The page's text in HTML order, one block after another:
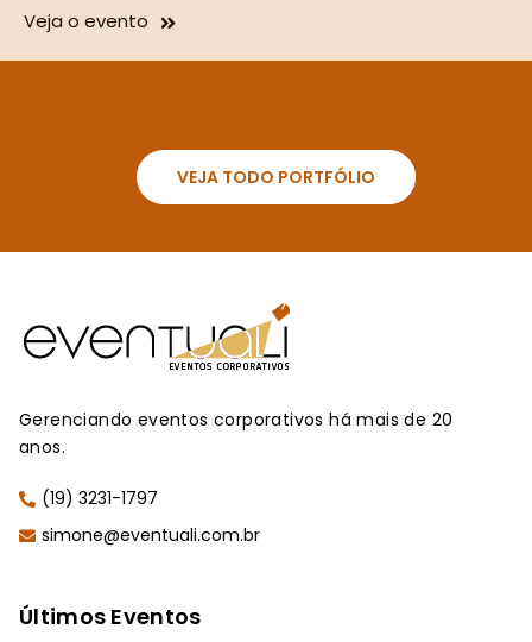
Veja o evento
VEJA TODO PORTFÓLIO
Gerenciando eventos corporativos há mais de 20
anos.
(19) 3231-1797
simone@eventuali.com.br
Últimos Eventos